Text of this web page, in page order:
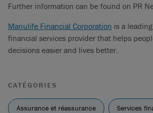
Further information can be found on PR
Manulife Financial Corporation is a
financial services provider that helps
decisions easier and lives better.
CATÉGORIES
Assurance et réassurance Services